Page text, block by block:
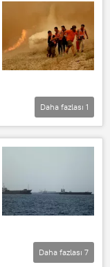
Daha fazlası 1
Daha fazlası 7